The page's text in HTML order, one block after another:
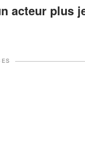
acteur plus